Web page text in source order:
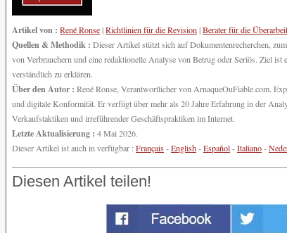
Artikel von : René Ronse|Richtlinien für die Revision|Berater für die
Quellen & Methodik : Dieser Artikel stützt sich auf Dokumentenrecherchen,
von Verbrauchern und eine redaktionelle Analyse von Betrug oder Seriös. Ziel
verständlich zu erklären.
Über den Autor : René Ronse, Verantwortlicher von ArnaqueOuFiable.com.
und digitale Konformität. Er verfügt über mehr als 20 Jahre Erfahrung in der
Verkaufstaktiken und irreführender Geschäftspraktiken im Internet.
Letzte Aktualisierung : 4 Mai 2026.
Dieser Artikel ist auch in verfügbar :Français-English-Español-Italiano-
Diesen Artikel teilen!